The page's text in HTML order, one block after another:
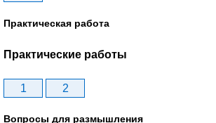
Практическая работа
Практические работы
1 2
Вопросы для размышления